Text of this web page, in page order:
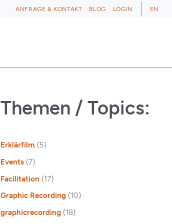
ANFRAGE & KONTAKT BLOG LOGIN EN
Themen / Topics:
Erklärfilm (5)
Events(7)
Facilitation (17)
Graphic Recording(10)
graphicrecording(18)